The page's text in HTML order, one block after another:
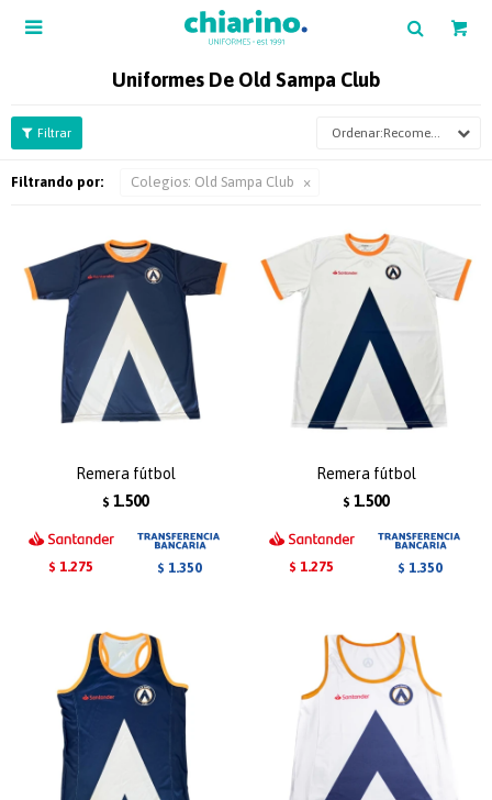

Uniformes De Old Sampa Club
Recomendados
Filtrando por: Colegios: Old Sampa Club
Remera fútbol
$ 1.500
$ 1.275 $ 1.350
Remera fútbol
$ 1.500
$ 1.275 $ 1.350